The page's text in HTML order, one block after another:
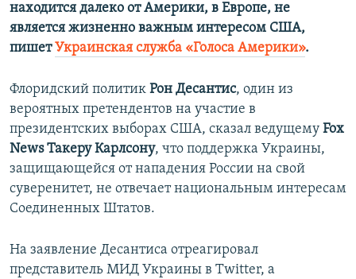
находится далеко от Америки, в Европе, не
является жизненно важным интересом США,
пишет Украинская служба «Голоса Америки».
Флоридский политик Рон Десантис, один из
вероятных претендентов на участие в
президентских выборах США, сказал ведущему Fox
News Такеру Карлсону, что поддержка Украины,
защищающейся от нападения России на свой
суверенитет, не отвечает национальным интересам
Соединенных Штатов.
На заявление Десантиса отреагировал
представитель МИД Украины в Twitter, а